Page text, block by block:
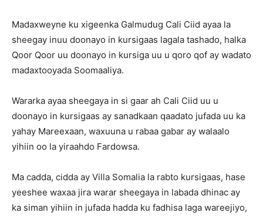
Madaxweyne ku xigeenka Galmudug Cali Ciid ayaa la
sheegay inuu doonayo in kursigaas lagala tashado, halka
Qoor Qoor uu doonayo in kursiga uu u qoro qof ay wadato
madaxtooyada Soomaaliya.
Wararka ayaa sheegaya in si gaar ah Cali Ciid uu u
doonayo in kursigaas ay sanadkaan qaadato jufada uu ka
yahay Mareexaan, waxuuna u rabaa gabar ay walaalo
yihiin oo la yiraahdo Fardowsa.
Ma cadda, cidda ay Villa Somalia la rabto kursigaas, hase
yeeshee waxaa jira warar sheegaya in labada dhinac ay
ka siman yihiin in jufada hadda ku fadhisa laga wareejiyo,